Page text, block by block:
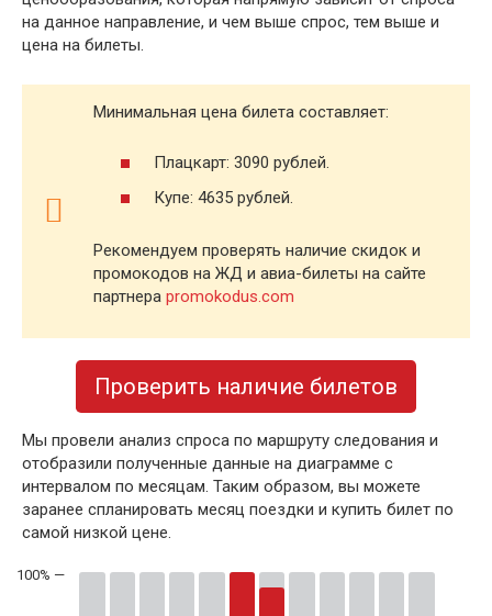
на данное направление, и чем выше спрос, тем выше и
цена на билеты.
Минимальная цена билета составляет:
Плацкарт: 3090 рублей.
Купе: 4635 рублей.
Рекомендуем проверять наличие скидок и
промокодов на ЖД и авиа-билеты на сайте
партнера promokodus.com
Проверить наличие билетов
Мы провели анализ спроса по маршруту следования и
отобразили полученные данные на диаграмме с
интервалом по месяцам. Таким образом, вы можете
заранее спланировать месяц поездки и купить билет по
самой низкой цене.